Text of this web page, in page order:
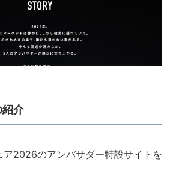
介
ア2026のアンバサダー特設サイトを